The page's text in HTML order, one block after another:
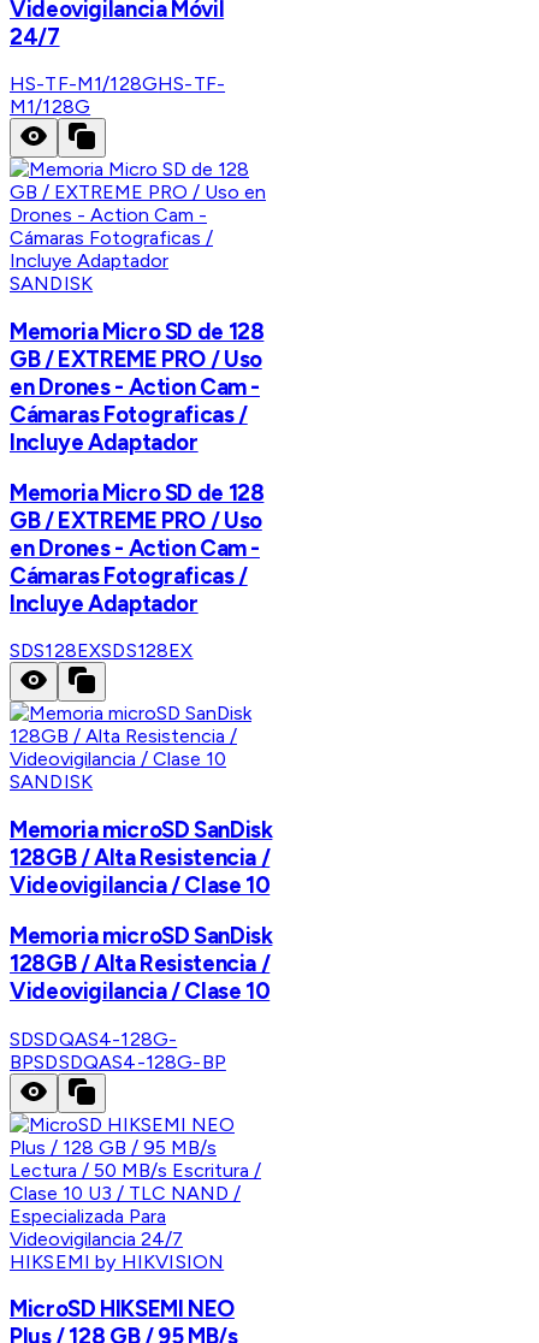
Videovigilancia Móvil
24/7
HS-TF-M1/128GHS-TF-
M1/128G
SANDISK
Memoria Micro SD de 128
GB / EXTREME PRO / Uso
en Drones - Action Cam -
Cámaras Fotograficas /
Incluye Adaptador
Memoria Micro SD de 128
GB / EXTREME PRO / Uso
en Drones - Action Cam -
Cámaras Fotograficas /
Incluye Adaptador
SDS128EXSDS128EX
SANDISK
Memoria microSD SanDisk
128GB / Alta Resistencia /
Videovigilancia / Clase 10
Memoria microSD SanDisk
128GB / Alta Resistencia /
Videovigilancia / Clase 10
SDSDQAS4-128G-
BPSDSDQAS4-128G-BP
HIKSEMI by HIKVISION
MicroSD HIKSEMI NEO
Plus / 128 GB / 95 MB/s